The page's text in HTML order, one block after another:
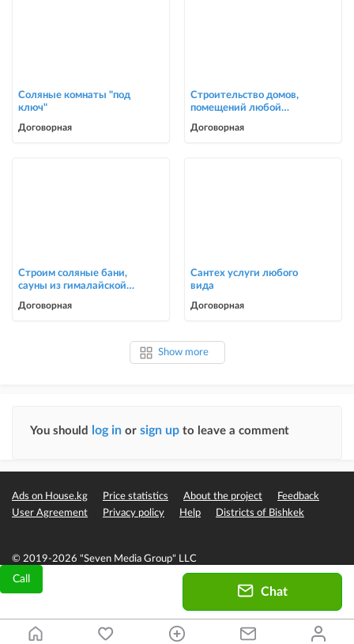
Call
Chat
Соляные комнаты "под
ключ"
Договорная
Строительство домов,
помещений любой
Договорная
Строим соляные бани,
сауны из гималайской
Договорная
Сантех услуги любого
вида
Договорная
Show more
You should log in or sign up to leave a comment
Ads on House.kg Price statistics About the project
Feedback
User Agreement
Privacy policy Help Districts of Bishkek
© 2019-2026 "Seven Media Group" LLC